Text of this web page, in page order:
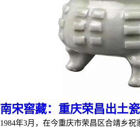
南宋窖藏：重庆荣昌出土
1984年3月，在今重庆市荣昌区合靖乡祝